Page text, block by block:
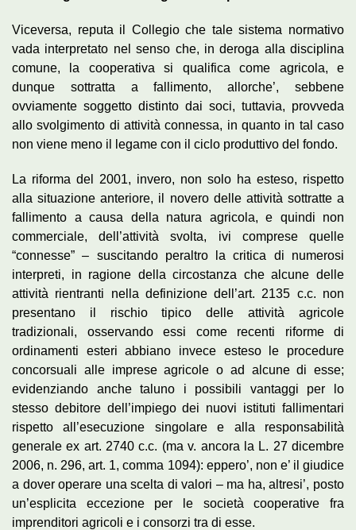
Viceversa, reputa il Collegio che tale sistema normativo
vada interpretato nel senso che, in deroga alla disciplina
comune, la cooperativa si qualifica come agricola, e
dunque sottratta a fallimento, allorche’, sebbene
ovviamente soggetto distinto dai soci, tuttavia, provveda
allo svolgimento di attività connessa, in quanto in tal caso
non viene meno il legame con il ciclo produttivo del fondo.
La riforma del 2001, invero, non solo ha esteso, rispetto
alla situazione anteriore, il novero delle attività sottratte a
fallimento a causa della natura agricola, e quindi non
commerciale, dell’attività svolta, ivi comprese quelle
“connesse” – suscitando peraltro la critica di numerosi
interpreti, in ragione della circostanza che alcune delle
attività rientranti nella definizione dell’art. 2135 c.c. non
presentano il rischio tipico delle attività agricole
tradizionali, osservando essi come recenti riforme di
ordinamenti esteri abbiano invece esteso le procedure
concorsuali alle imprese agricole o ad alcune di esse;
evidenziando anche taluno i possibili vantaggi per lo
stesso debitore dell’impiego dei nuovi istituti fallimentari
rispetto all’esecuzione singolare e alla responsabilità
generale ex art. 2740 c.c. (ma v. ancora la L. 27 dicembre
2006, n. 296, art. 1, comma 1094): eppero’, non e’ il giudice
a dover operare una scelta di valori – ma ha, altresi’, posto
un’esplicita eccezione per le società cooperative fra
imprenditori agricoli e i consorzi tra di esse.